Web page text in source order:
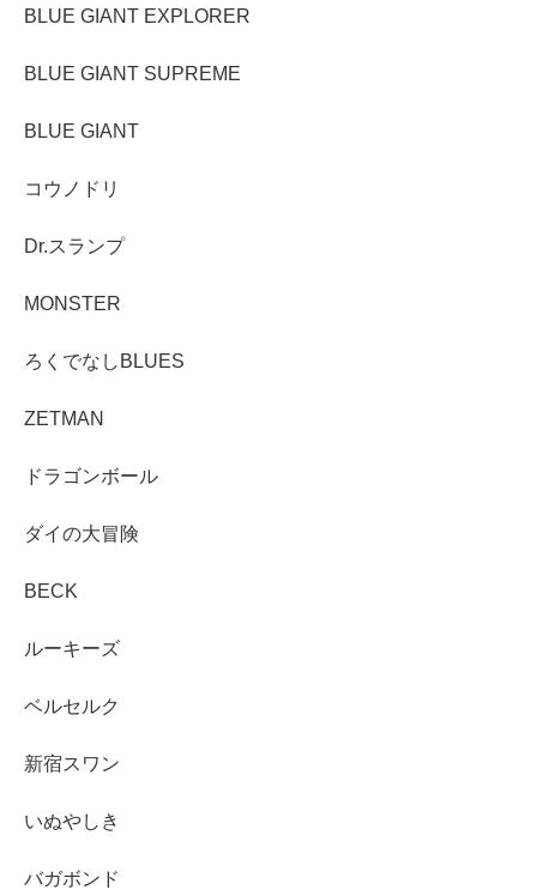
BLUE GIANT EXPLORER
BLUE GIANT SUPREME
BLUE GIANT
コウノドリ
Dr.スランプ
MONSTER
ろくでなしBLUES
ZETMAN
ドラゴンボール
ダイの大冒険
BECK
ルーキーズ
ベルセルク
新宿スワン
いぬやしき
バガボンド